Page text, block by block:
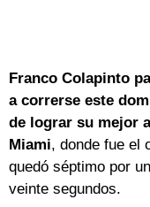
Franco Colapinto
a correrse este
de lograr su mejor
Miami, donde fue el
quedó séptimo por
veinte segundos.